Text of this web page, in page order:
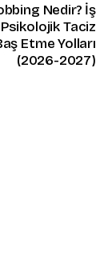
Nedir? İş
Taciz
Etme Yolları
(2026-2027)